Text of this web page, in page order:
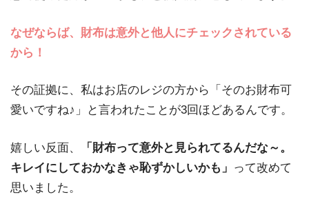
なぜならば、財布は意外と他人にチェックされている
から！
その証拠に、私はお店のレジの方から「そのお財布可
愛いですね♪」と言われたことが3回ほどあるんです。
嬉しい反面、
「財布って意外と見られてるんだな～。
キレイにしておかなきゃ恥ずかしいかも」 って改めて
思いました。